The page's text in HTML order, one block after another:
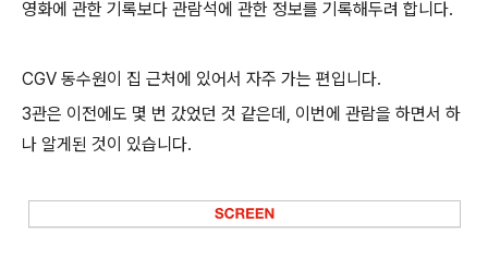
영화에 관한 기록보다 관람석에 관한 정보를 기록해두려 합니다.
CGV 동수원이 집 근처에 있어서 자주 가는 편입니다.
3관은 이전에도 몇 번 갔었던 것 같은데, 이번에 관람을 하면서 하
나 알게된 것이 있습니다.